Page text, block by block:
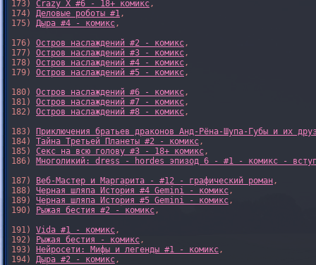
173) Crazy X #6 - 18+ комикс,
174) Деловые роботы #1,
175) Дыра #4 - комикс,
176) Остров наслаждений #2 - комикс,
177) Остров наслаждений #3 - комикс,
178) Остров наслаждений #4 - комикс,
179) Остров наслаждений #5 - комикс,
180) Остров наслаждений #6 - комикс,
181) Остров наслаждений #7 - комикс,
182) Остров наслаждений #8 - комикс,
183)
Приключения братьев драконов Анд-Рёна-Шупа-Губы и их
184) Тайна Третьей Планеты #2 - комикс,
185) Секс на всю голову #3 - 18+ комикс,
186) Многоликий: dress - hordes эпизод 6 - #1 - комикс -
187)
Веб-Мастер и Маргарита - #12 - графический роман,
188) Черная шляпа История #4 Gemini - комикс,
189) Черная шляпа История #5 Gemini - комикс,
190)
Рыжая бестия #2 - комикс,
191) Vida #1 - комикс,
192)
Рыжая бестия - комикс,
193)
Нейросети: Мифы и легенды #1 - комикс,
194) Дыра #2 - комикс,